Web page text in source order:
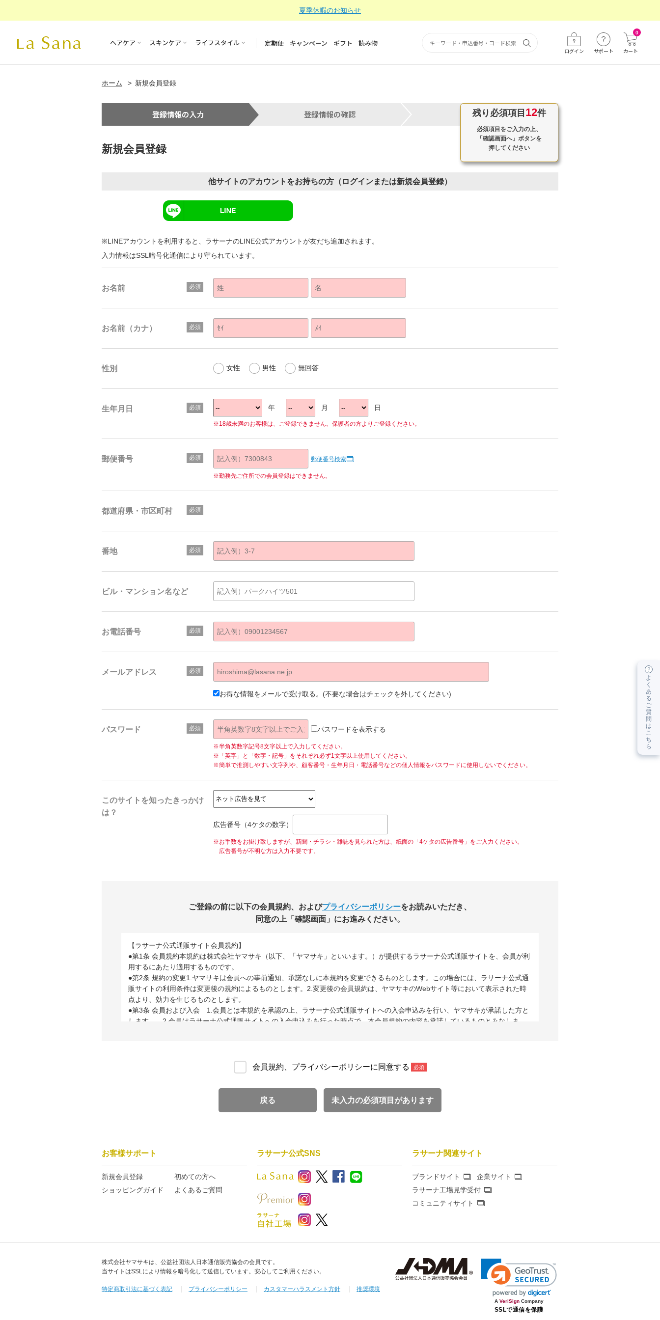
夏季休暇のお知らせ
ヘアケア スキンケア ライフスタイル 定期便 キャンペーン ギフト 読み物
ログイン サポート カート
0
よ
く
あ
る
ご
質
問
は
こ
ち
ら
ホーム 新規会員登録
残り必須項目 12件
必須項目をご入力の上、
「確認画面へ」ボタンを
押してください
新規会員登録
他サイトのアカウントをお持ちの方（ログインまたは新規会員登録）
※LINEアカウントを利用すると、ラサーナのLINE公式アカウントが友だち追加されます。
入力情報はSSL暗号化通信により守られています。
お名前
お名前（カナ）
性別 女性 男性 無回答
生年月日 年 月 日
※18歳未満のお客様は、ご登録できません。保護者の方よりご登録ください。
郵便番号 郵便番号検索
※勤務先ご住所での会員登録はできません。
都道府県・市区町村
番地
ビル・マンション名など
お電話番号
メールアドレス
お得な情報をメールで受け取る。(不要な場合はチェックを外してください)
パスワード パスワードを表示する
※半角英数字記号8文字以上で入力してください。
※ 「英字」と「数字・記号」をそれぞれ必ず1文字以上使用してください。
※簡単で推測しやすい文字列や、顧客番号・生年月日・電話番号などの個人情報をパスワードに使用しないでください。
このサイトを知ったきっかけ
は？
広告番号（4ケタの数字）
※お手数をお掛け致しますが、新聞・チラシ・雑誌を見られた方は、紙面の「4ケタの広告番号」をご入力ください。
広告番号が不明な方は入力不要です。
ご登録の前に以下の会員規約、およびプライバシーポリシーをお読みいただき、
同意の上「確認画面」にお進みください。
【ラサーナ公式通販サイト会員規約】
●第1条 会員規約本規約は株式会社ヤマサキ（以下、「ヤマサキ」といいます。）が提供するラサーナ公式通販サイトを、会員が利
用するにあたり適用するものです。
●第2条 規約の変更1.ヤマサキは会員への事前通知、承諾なしに本規約を変更できるものとします。この場合には、ラサーナ公式通
販サイトの利用条件は変更後の規約によるものとします。2.変更後の会員規約は、ヤマサキのWebサイト等において表示された時
点より、効力を生じるものとします。
●第3条 会員および入会 1.会員とは本規約を承認の上、ラサーナ公式通販サイトへの入会申込みを行い、ヤマサキが承諾した方と
します。 2.会員はラサーナ公式通販サイトへの入会申込みを行った時点で、本会員規約の内容を承諾しているものとみなしま
●第5条 退会 1.会員がラサーナ公式通販サイトを退会する場合には、所定の方法にてヤマサキへ届け出るものとします。 2.会員
の資格は一身専属のものであり、ヤマサキは当該会員の死亡を知った時点をもって、前項の届け出があったものとして取り扱いま
●第6条 会員資格の取消し 1.会員が以下の項目のいずれかに該当する場合、ヤマサキは当該会員への事前通知、承諾なしに会員資
これにより当該会員または第三者に損害が発生したとしても、ヤマサキは一切の責任を負わないものとします。
の責任を負うものとします。 2.会員は、IDおよびパスワードを第三者へ使用させたり、貸与、譲渡、売買等を行ってはならない
ものとします。 3.会員は、IDおよびパスワードの失念があった場合、ヤマサキの所定の手続きに従うものとします。 4.会員は、
IDおよびパスワードの盗難があった場合、または第三者に使用されていることが判明した場合には、直ちにヤマサキへその旨を連
絡するとともに、ヤマサキからの指示がある場合はこれに従うものとします。
●第8条 著作権等 1.ラサーナ公式通販サイトの各コンテンツに関する著作権その他知的財産権は、ヤマサキあるいは各コンテンツ
の提供者に帰属するものとし、また、各コンテンツの集合体としてのラサーナ公式通販サイトの著作権、その他知的財産権は、ヤ
トを利用することにより得られる一切の情報を、ヤマサキまたは当該情報の権利者の事前承諾なしに複製、販売、出版その他私的
利用の範囲を超えて使用することはできません。
●第9条 営業活動の禁止 会員は、ラサーナ公式通販サイトを使用しての営業活動、営利を目的とした利用、及びその準備を目的と
した利用はできないものとします。
●第10条 サービスの変更、廃止 1.ヤマサキは会員への事前通知、承諾なしにラサーナ公式通販サイトの内容の一部または全部の
変更、追加および廃止を行うことができるものとします。 2.このような事態に伴い、会員に不利益、損害が発生したとしても、
会員規約、プライバシーポリシーに同意する 必須
戻る 未入力の必須項目があります
お客様サポート
新規会員登録
初めての方へ
ショッピングガイド
よくあるご質問
ラサーナ公式SNS ラサーナ関連サイト
ブランドサイト
企業サイト
ラサーナ工場見学受付
コミュニティサイト
株式会社ヤマサキは、公益社団法人日本通信販売協会の会員です。
当サイトはSSLにより情報を暗号化して送信しています。安心してご利用ください。
特定商取引法に基づく表記 プライバシーポリシー カスタマーハラスメント方針 推奨環境
A VeriSignCompany
SSLで通信を保護